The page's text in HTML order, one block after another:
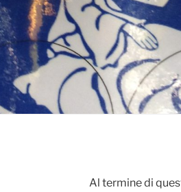
Al termine di